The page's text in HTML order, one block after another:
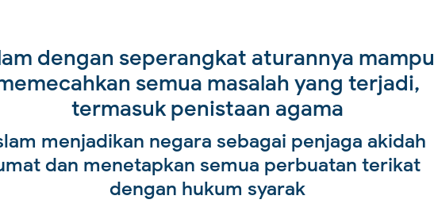
dengan seperangkat aturannya mampu
semua masalah yang terjadi,
termasuk penistaan agama
menjadikan negara sebagai penjaga akidah
dan menetapkan semua perbuatan terikat
dengan hukum syarak